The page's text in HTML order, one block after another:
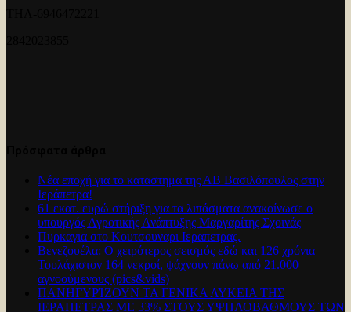
Νέα εποχή για το καταστημα της ΑΒ Βασιλόπουλος στην
Ιεράπετρα!
61 εκατ. ευρώ στήριξη για τα λιπάσματα ανακοίνωσε ο
υπουργός Αγροτικής Ανάπτυξης Μαργαρίτης Σχοινάς
Πυρκαγια στο Κουτσουναρι Ιεραπετρας.
Βενεζουέλα: Ο χειρότερος σεισμός εδώ και 126 χρόνια –
Τουλάχιστον 164 νεκροί, ψάχνουν πάνω από 21.000
αγνοούμενους (pics&vids)
ΠΑΝΗΓΥΡΊΖΟΥΝ ΤΑ ΓΕΝΙΚΑ ΛΥΚΕΙΑ ΤΗΣ
ΙΕΡΑΠΕΤΡΑΣ ΜΕ 33% ΣΤΟΥΣ ΥΨΗΛΟΒΑΘΜΟΥΣ ΤΩΝ